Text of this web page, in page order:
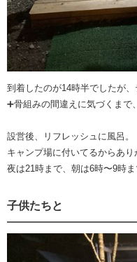
到着したのが14時半でしたが
➕骨組みの間違えに気づくまで
設営後、リフレッシュに風呂。
キャンプ場に付いてるからあり
夜は21時まで、朝は6時〜9時ま
子供たちと